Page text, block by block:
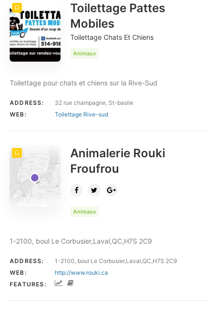
Toilettage Pattes
Mobiles
Toilettage Chats Et Chiens
Animaux
Toilettage pour chats et chiens sur la Rive-Sud
ADDRESS:
32 rue champagne, St-basile
WEB:
Toilettage Rive-sud
Animalerie Rouki
Froufrou
Animaux
1-2100, boul Le Corbusier,Laval,QC,H7S 2C9
ADDRESS:
1-2100, boul Le Corbusier,Laval,QC,H7S 2C9
WEB:
http://www.rouki.ca
FEATURES: